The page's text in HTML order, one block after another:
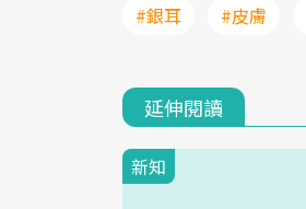
#銀耳 #皮膚
延伸閱讀
新知